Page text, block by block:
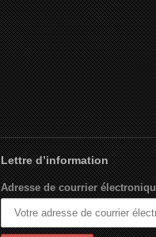
Lettre d’information
Adresse de courrier